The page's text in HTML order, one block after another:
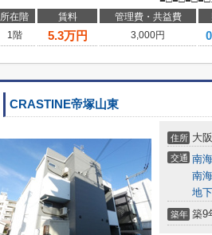
所在階 賃料 管理費・共益費
1階
5.3万円 3,000円
CRASTINE帝塚山東
住所 大
交通 南
南
地
築年 築9